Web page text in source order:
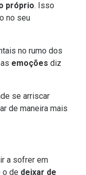
próprio. Isso
no seu
no rumo dos
emoções diz
se arriscar
de maneira mais
a sofrer em
o de deixar de